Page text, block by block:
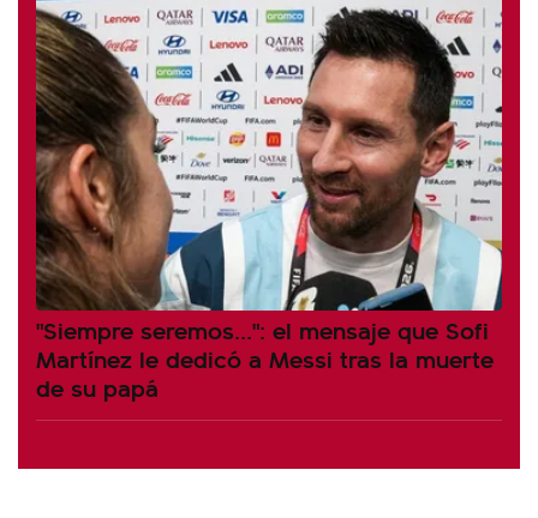
"Siempre seremos...": el mensaje que Sofi
Martínez le dedicó a Messi tras la muerte
de su papá